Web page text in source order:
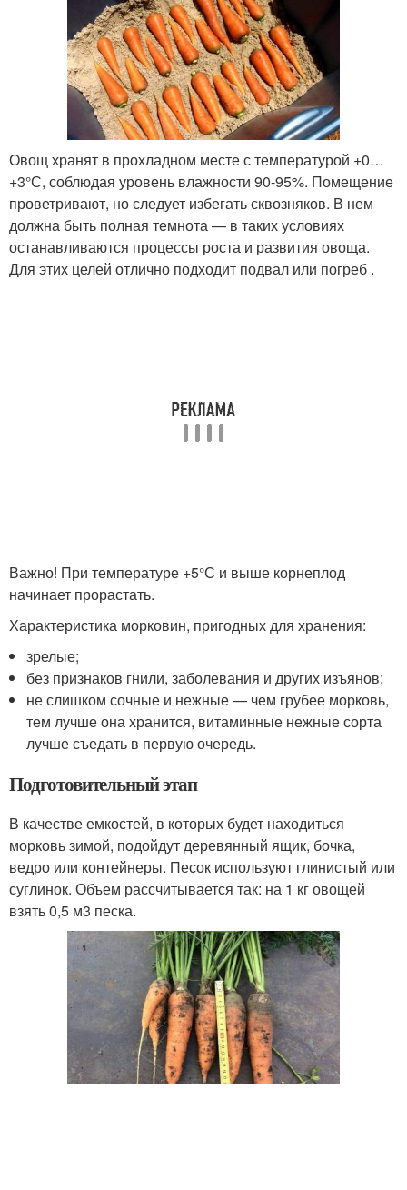
Овощ хранят в прохладном месте с температурой +0…
+3°С, соблюдая уровень влажности 90-95%. Помещение
проветривают, но следует избегать сквозняков. В нем
должна быть полная темнота — в таких условиях
останавливаются процессы роста и развития овоща.
Для этих целей отлично подходит подвал или погреб .
Важно! При температуре +5°С и выше корнеплод
начинает прорастать.
Характеристика морковин, пригодных для хранения:
зрелые;
без признаков гнили, заболевания и других изъянов;
не слишком сочные и нежные — чем грубее морковь,
тем лучше она хранится, витаминные нежные сорта
лучше съедать в первую очередь.
Подготовительный этап
В качестве емкостей, в которых будет находиться
морковь зимой, подойдут деревянный ящик, бочка,
ведро или контейнеры. Песок используют глинистый или
суглинок. Объем рассчитывается так: на 1 кг овощей
взять 0,5 м3 песка.